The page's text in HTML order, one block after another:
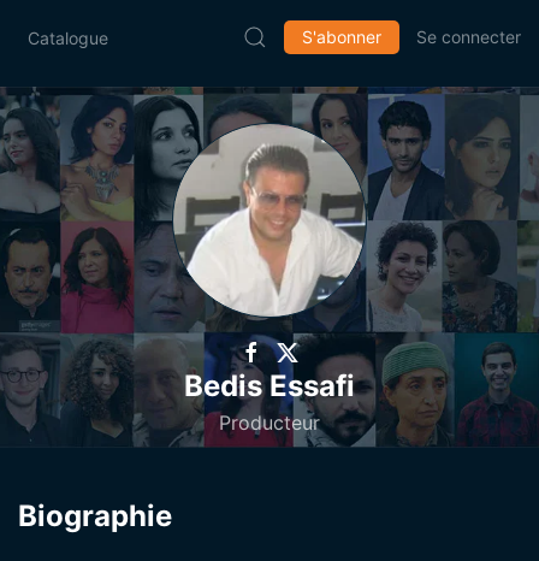
Catalogue S'abonner Se connecter
Bedis Essafi
Producteur
Biographie